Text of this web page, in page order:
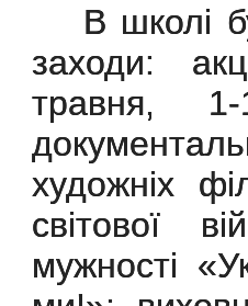
В школі
заходи:
травня, 1-
художніх
світової
мужності